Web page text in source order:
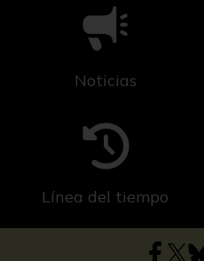
Noticias
Línea del tiempo